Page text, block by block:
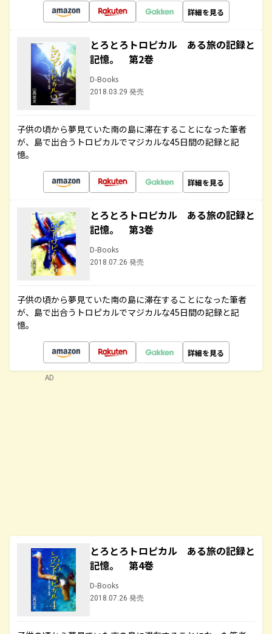
詳細を見る
とろとろトロピカル ある旅の記録と
記憶。 第2巻
D-Books
2018.03.29 発売
子供の頃から夢見ていた南の島に滞在することになった筆者
が、島で出合うトロピカルでマジカルな45日間の記録と記
憶。
詳細を見る
とろとろトロピカル ある旅の記録と
記憶。 第3巻
D-Books
2018.07.26 発売
子供の頃から夢見ていた南の島に滞在することになった筆者
が、島で出合うトロピカルでマジカルな45日間の記録と記
憶。
詳細を見る
とろとろトロピカル ある旅の記録と
記憶。 第4巻
D-Books
2018.07.26 発売
AD